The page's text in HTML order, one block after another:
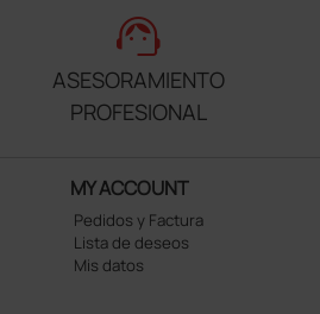
support_agent
ASESORAMIENTO
PROFESIONAL
MY ACCOUNT
Pedidos y Factura
Lista de deseos
Mis datos